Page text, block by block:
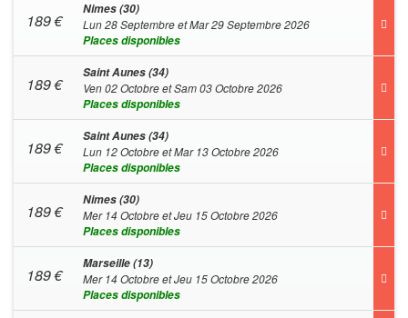
189€
Nimes (30)
Lun 28 Septembre et Mar 29 Septembre 2026
Places disponibles
189€
Saint Aunes (34)
Ven 02 Octobre et Sam 03 Octobre 2026
Places disponibles
189€
Saint Aunes (34)
Lun 12 Octobre et Mar 13 Octobre 2026
Places disponibles
189€
Nimes (30)
Mer 14 Octobre et Jeu 15 Octobre 2026
Places disponibles
189€
Marseille (13)
Mer 14 Octobre et Jeu 15 Octobre 2026
Places disponibles